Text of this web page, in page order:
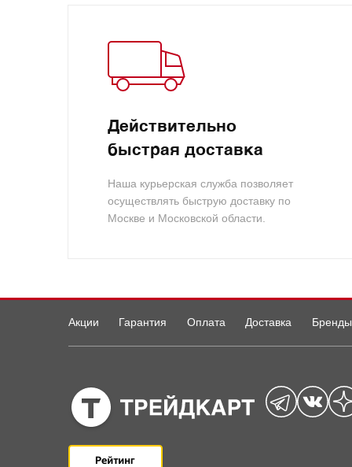
Действительно
быстрая доставка
Наша курьерская служба позволяет
осуществлять быструю доставку по
Москве и Московской области.
Акции Гарантия Оплата Доставка Бренды